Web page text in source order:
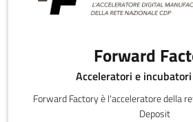
Forward
Acceleratori e
Forward Factory è l'acceleratore della
Deposit